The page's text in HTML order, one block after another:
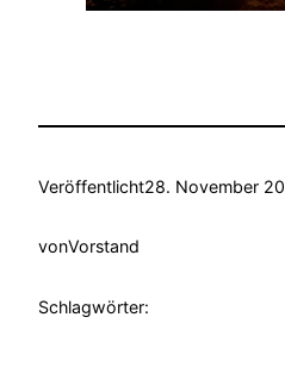
Veröffentlicht28. November
vonVorstand
Schlagwörter: